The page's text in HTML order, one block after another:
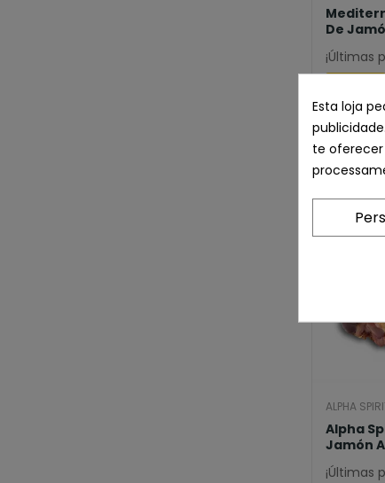
De
¡Últimas
ALPHA
Alpha
Jamón
¡Últimas
Esta loja
te oferecer